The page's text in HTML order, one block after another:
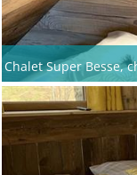
Chalet Super Besse,